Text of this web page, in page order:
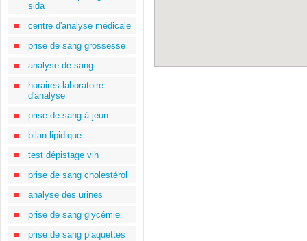
sida
centre d'analyse médicale
prise de sang grossesse
analyse de sang
horaires laboratoire
d'analyse
prise de sang à jeun
bilan lipidique
test dépistage vih
prise de sang cholestérol
analyse des urines
prise de sang glycémie
prise de sang plaquettes